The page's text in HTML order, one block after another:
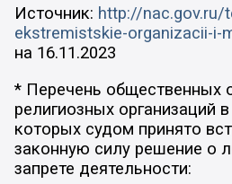
Источник: http://nac.gov.ru/
ekstremistskie-organizacii-i-
на 16.11.2023
* Перечень общественных
религиозных организаций
которых судом принято
законную силу решение о
запрете деятельности: